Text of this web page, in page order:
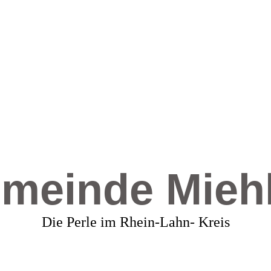
Die Perle im Rhein-Lahn- Kreis